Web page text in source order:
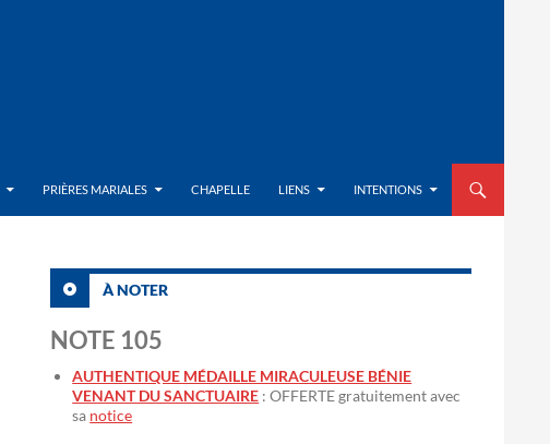
PRIÈRES MARIALES CHAPELLE LIENS INTENTIONS
À NOTER
NOTE 105
AUTHENTIQUE MÉDAILLE MIRACULEUSE BÉNIE
VENANT DU SANCTUAIRE : OFFERTE gratuitement avec
sa notice